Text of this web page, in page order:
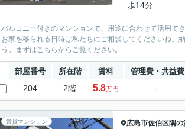
歩14分
バルコニー付きのマンションで、用途に合わせて活用で
お家を移られる日時は私たちにご相談してくださいね。
う。まずはこちらからご覧ください。
部屋番号 所在階 賃料 管理費・共益費
204 2階 5.8万円 -
賃貸マンション 広島市佐伯区隅の